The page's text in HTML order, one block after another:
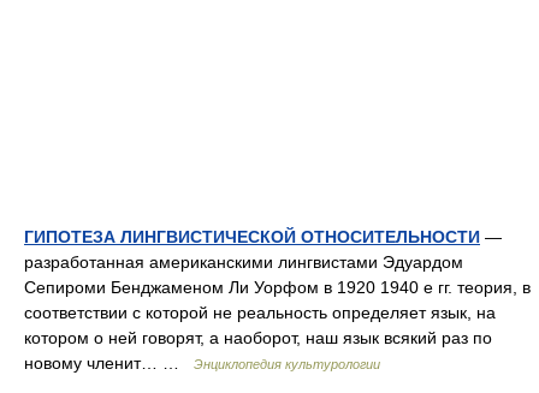
ГИПОТЕЗА ЛИНГВИСТИЧЕСКОЙ ОТНОСИТЕЛЬНОСТИ —
разработанная американскими лингвистами Эдуардом
Сепироми Бенджаменом Ли Уорфом в 1920 1940 е гг. теория, в
соответствии с которой не реальность определяет язык, на
котором о ней говорят, а наоборот, наш язык всякий раз по
новому членит… …
Энциклопедия культурологии